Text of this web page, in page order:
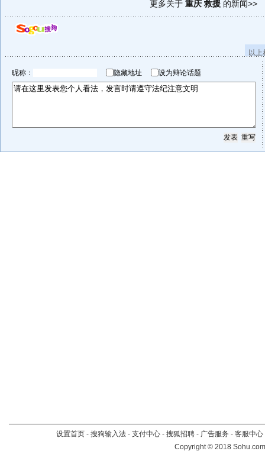
更多关于 重庆 救援 的新闻>>
以
昵称： 隐藏地址 设为辩论话题
设置首页 - 搜狗输入法 - 支付中心 - 搜狐招聘 - 广告服务 - 客服中心
Copyright©2018